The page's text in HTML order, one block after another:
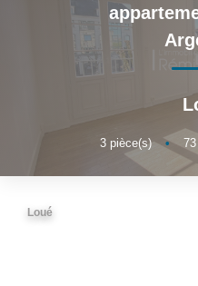
3 pièce(s) • 73
Loué